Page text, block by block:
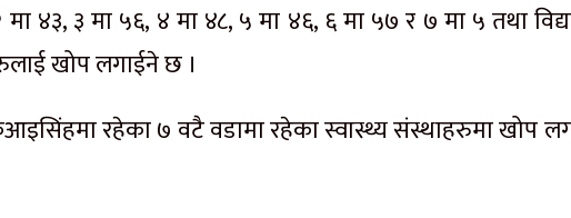
४३, ३ मा ५६, ४ मा ४८, ५ मा ४६, ६ मा ५७ र ७ मा ५ तथा
खोप लगाईने छ ।
रहेका ७ वटै वडामा रहेका स्वास्थ्य संस्थाहरुमा खोप